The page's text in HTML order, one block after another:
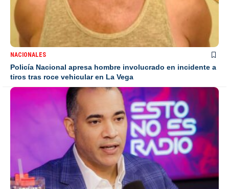
NACIONALES
Policía Nacional apresa hombre involucrado en incidente a
tiros tras roce vehicular en La Vega